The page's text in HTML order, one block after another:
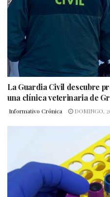
La Guardia Civil descubre
una clínica veterinaria de
Informativo Crónica DOMINGO,